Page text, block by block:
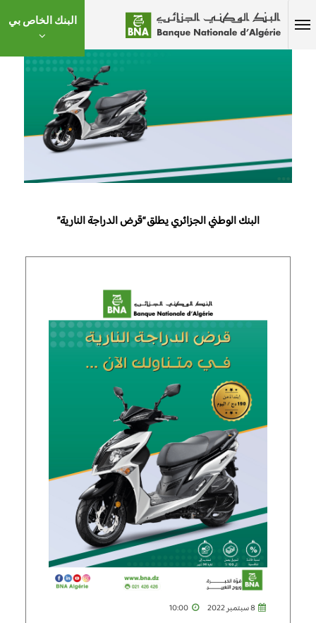
البنك الخاص بي
البنك الوطني الجزائري يطلق “قرض الدراجة النارية”